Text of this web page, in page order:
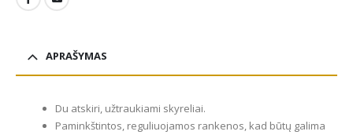
APRAŠYMAS
Du atskiri, užtraukiami skyreliai.
Paminkštintos, reguliuojamos rankenos, kad būtų galima